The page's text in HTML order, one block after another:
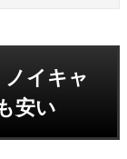
ノイキャ
安い